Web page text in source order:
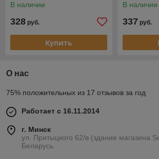
В наличии
328 руб.
Купить
В наличии
337 руб.
О нас
75% положительных из 17 отзывов за год
Работает с 16.11.2014
г. Минск
ул. Притыцкого 62/в (здание магазина
Беларусь